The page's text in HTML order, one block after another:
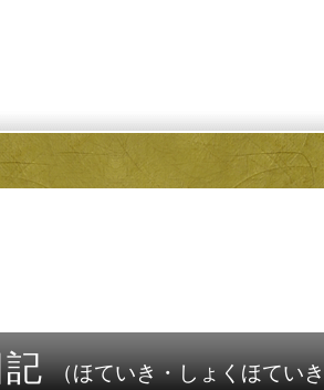
（ほていき・しょくほてい